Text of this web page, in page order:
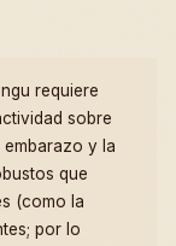
requiere
sobre
y la
que
(como la
por lo